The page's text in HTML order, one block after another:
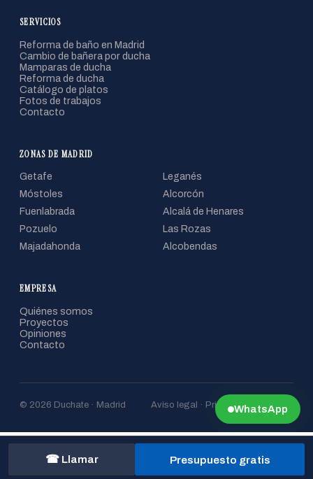
SERVICIOS
Reforma de baño en Madrid
Cambio de bañera por ducha
Mamparas de ducha
Reforma de ducha
Catálogo de platos
Fotos de trabajos
Contacto
ZONAS DE MADRID
Getafe
Leganés
Móstoles
Alcorcón
Fuenlabrada
Alcalá de Henares
Pozuelo
Las Rozas
Majadahonda
Alcobendas
EMPRESA
Quiénes somos
Proyectos
Opiniones
Contacto
© 2026 Duchate · Madrid Aviso legal · Privacidad · Cookies
☎ Llamar Presupuesto gratis
WhatsApp